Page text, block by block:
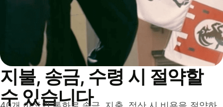
지불, 송금, 수령 시 절약할
수 있습니다